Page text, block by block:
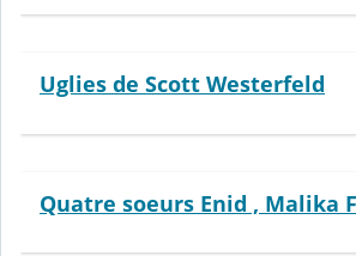
Uglies de Scott Westerfeld
Quatre soeurs Enid , Malika